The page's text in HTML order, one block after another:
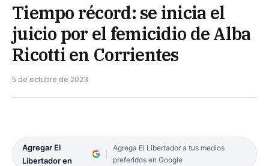
Tiempo récord: se inicia el
juicio por el femicidio de Alba
Ricotti en Corrientes
5 de octubre de 2023
Agregar El
Libertador en
Agrega El Libertador a tus medios
preferidos en Google